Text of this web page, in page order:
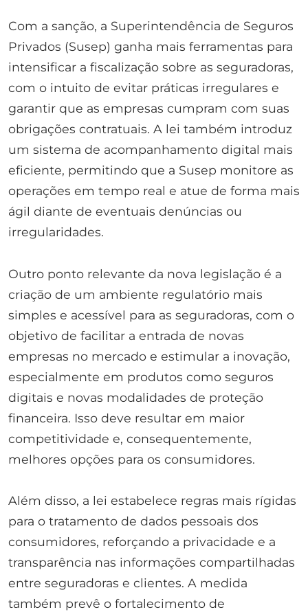
Com a sanção, a Superintendência de Seguros
Privados (Susep) ganha mais ferramentas para
intensificar a fiscalização sobre as seguradoras,
com o intuito de evitar práticas irregulares e
garantir que as empresas cumpram com suas
obrigações contratuais. A lei também introduz
um sistema de acompanhamento digital mais
eficiente, permitindo que a Susep monitore as
operações em tempo real e atue de forma mais
ágil diante de eventuais denúncias ou
irregularidades.
Outro ponto relevante da nova legislação é a
criação de um ambiente regulatório mais
simples e acessível para as seguradoras, com o
objetivo de facilitar a entrada de novas
empresas no mercado e estimular a inovação,
especialmente em produtos como seguros
digitais e novas modalidades de proteção
financeira. Isso deve resultar em maior
competitividade e, consequentemente,
melhores opções para os consumidores.
Além disso, a lei estabelece regras mais rígidas
para o tratamento de dados pessoais dos
consumidores, reforçando a privacidade e a
transparência nas informações compartilhadas
entre seguradoras e clientes. A medida
também prevê o fortalecimento de